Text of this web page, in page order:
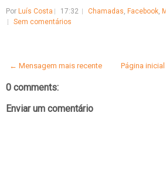
Por Luís Costa 17:32 Chamadas, Facebook,
Sem comentários
← Mensagem mais recente Página inicial
0 comments:
Enviar um comentário